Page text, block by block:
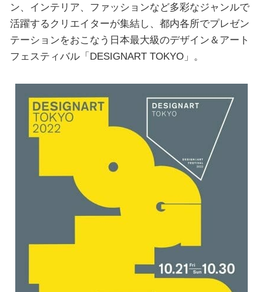
ン、インテリア、ファッションなど多彩なジャンルで
活躍するクリエイターが集結し、都内各所でプレゼン
テーションをおこなう⽇本最⼤級のデザイン＆アート
フェスティバル「DESIGNART TOKYO」。